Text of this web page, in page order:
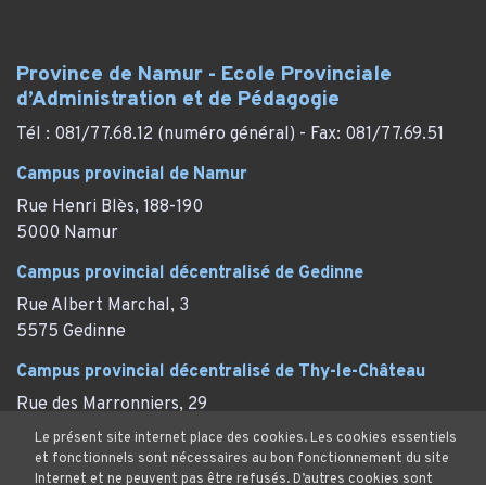
Province de Namur - Ecole Provinciale
d’Administration et de Pédagogie
Tél : 081/77.68.12 (numéro général) - Fax: 081/77.69.51
Campus provincial de Namur
Rue Henri Blès, 188-190
5000 Namur
Campus provincial décentralisé de Gedinne
Rue Albert Marchal, 3
5575 Gedinne
Campus provincial décentralisé de Thy-le-Château
Rue des Marronniers, 29
Thy-le-Château (Walcourt)
Le présent site internet place des cookies. Les cookies essentiels
et fonctionnels sont nécessaires au bon fonctionnement du site
Internet et ne peuvent pas être refusés. D’autres cookies sont